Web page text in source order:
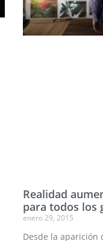
Realidad
para todos los
enero 29, 2015
Desde la aparición